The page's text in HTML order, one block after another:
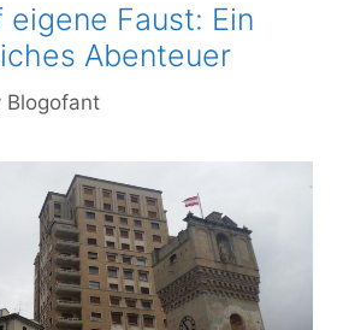
eigene Faust: Ein
Abenteuer
Blogofant